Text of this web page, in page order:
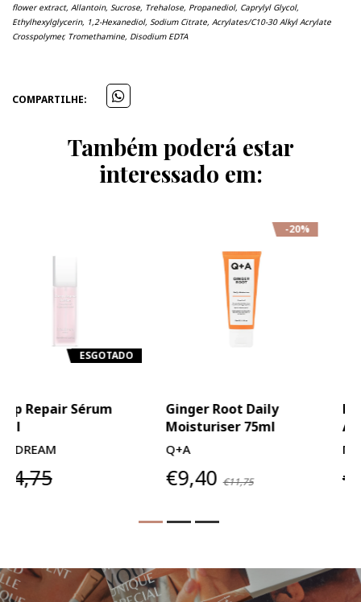
flower extract, Allantoin, Sucrose, Trehalose, Propanediol, Caprylyl Glycol,
Ethylhexylglycerin, 1,2-Hexanediol, Sodium Citrate, Acrylates/C10-30 Alkyl Acrylate
Crosspolymer, Tromethamine, Disodium EDTA
COMPARTILHE:
Também poderá estar
interessado em:
Ginger Root Daily
Moisturiser 75ml
Q+A
€9,40
Niacinamide Cucumber
Aqua Gel-creme 50ml
€26,75